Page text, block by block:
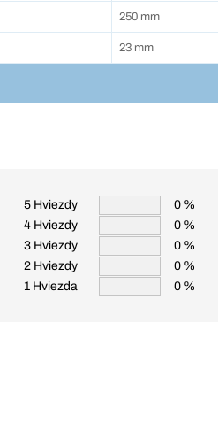
250 mm
23 mm
5 Hviezdy
0 %
4 Hviezdy
0 %
3 Hviezdy
0 %
2 Hviezdy
0 %
1 Hviezda
0 %